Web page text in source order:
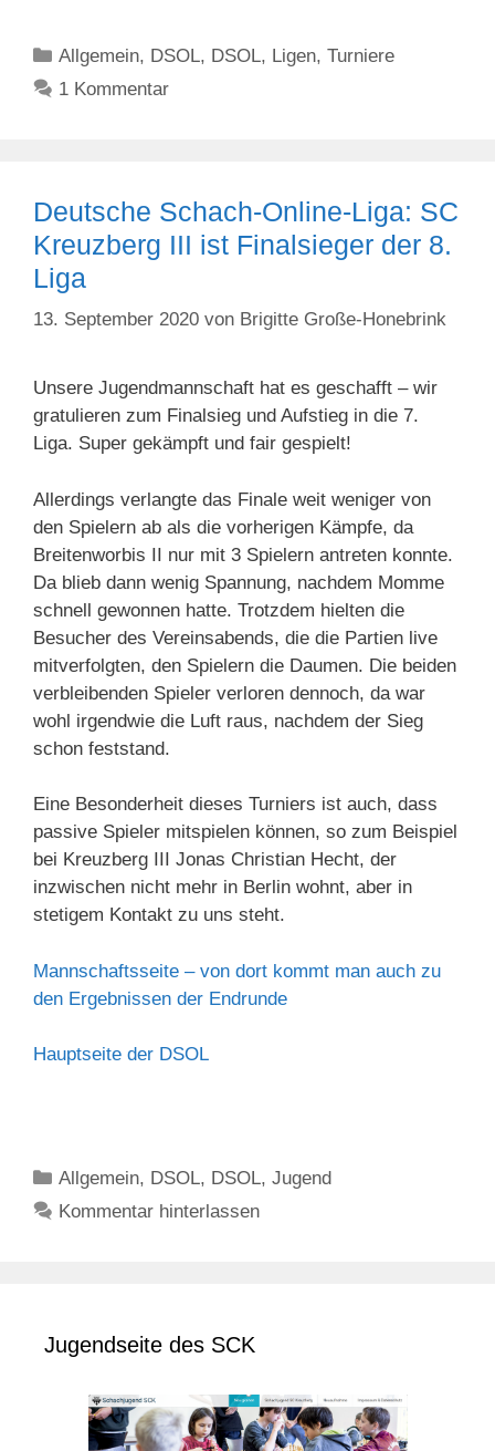
Kategorien
Allgemein, DSOL, DSOL, Ligen,Turniere
1 Kommentar
Deutsche Schach-Online-Liga: SC
Kreuzberg III ist Finalsieger der 8.
Liga
13. September 2020 von Brigitte Große-Honebrink
Unsere Jugendmannschaft hat es geschafft – wir
gratulieren zum Finalsieg und Aufstieg in die 7.
Liga. Super gekämpft und fair gespielt!
Allerdings verlangte das Finale weit weniger von
den Spielern ab als die vorherigen Kämpfe, da
Breitenworbis II nur mit 3 Spielern antreten konnte.
Da blieb dann wenig Spannung, nachdem Momme
schnell gewonnen hatte. Trotzdem hielten die
Besucher des Vereinsabends, die die Partien live
mitverfolgten, den Spielern die Daumen. Die beiden
verbleibenden Spieler verloren dennoch, da war
wohl irgendwie die Luft raus, nachdem der Sieg
schon feststand.
Eine Besonderheit dieses Turniers ist auch, dass
passive Spieler mitspielen können, so zum Beispiel
bei Kreuzberg III Jonas Christian Hecht, der
inzwischen nicht mehr in Berlin wohnt, aber in
stetigem Kontakt zu uns steht.
Mannschaftsseite – von dort kommt man auch zu
den Ergebnissen der Endrunde
Hauptseite der DSOL
Kategorien
Allgemein, DSOL, DSOL,Jugend
Kommentar hinterlassen
Jugendseite des SCK